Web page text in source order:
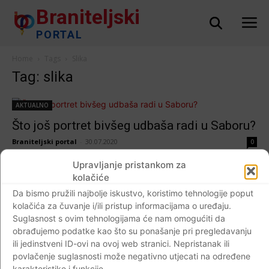
Upravljanje pristankom za
kolačiće
Da bismo pružili najbolje iskustvo, koristimo tehnologije poput
kolačića za čuvanje i/ili pristup informacijama o uređaju.
Suglasnost s ovim tehnologijama će nam omogućiti da
obrađujemo podatke kao što su ponašanje pri pregledavanju
ili jedinstveni ID-ovi na ovoj web stranici. Nepristanak ili
povlačenje suglasnosti može negativno utjecati na određene
Braniteljski
PORTAL
Tag: slika
AKTUALNO
Što još portret bivšeg udbaša radi u Saboru?
Braniteljski portal 30.07.2020 0